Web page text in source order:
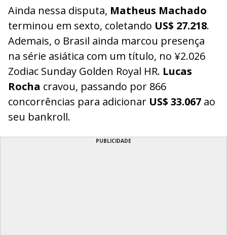
Ainda nessa disputa, Matheus Machado
terminou em sexto, coletando US$ 27.218.
Ademais, o Brasil ainda marcou presença
na série asiática com um título, no ¥2.026
Zodiac Sunday Golden Royal HR. Lucas
Rocha cravou, passando por 866
concorrências para adicionar US$ 33.067 ao
seu bankroll.
PUBLICIDADE